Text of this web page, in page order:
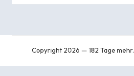
Copyright 2026 — 182 Tage